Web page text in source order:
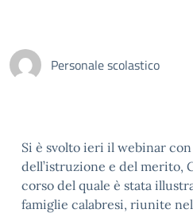
Personale scolastico
Si è svolto ieri il webinar
dell’istruzione e del merito,
corso del quale è stata
famiglie calabresi, riunite